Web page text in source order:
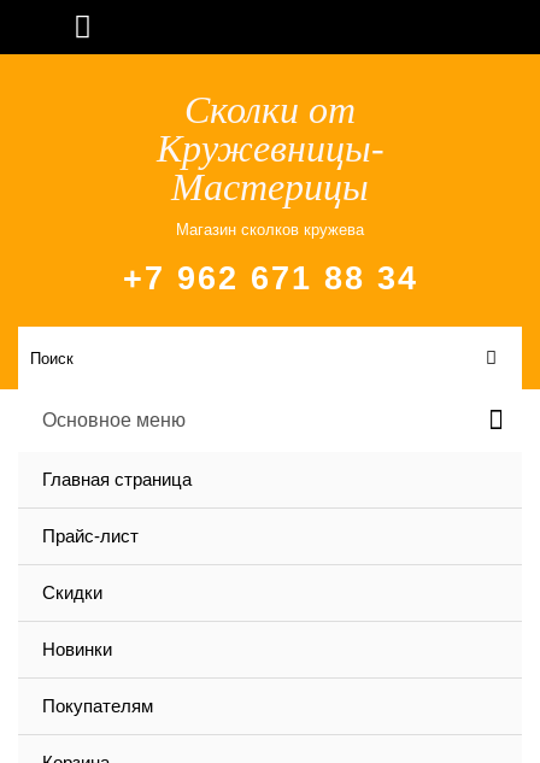
Сколки от
Кружевницы-
Мастерицы
Магазин сколков кружева
+7 962 671 88 34
Основное меню
Главная страница
Прайс-лист
Скидки
Новинки
Покупателям